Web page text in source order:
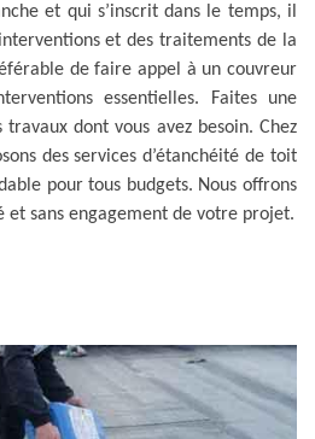
et qui s’inscrit dans le temps, il
et des traitements de la
de faire appel à un couvreur
essentielles. Faites une
dont vous avez besoin. Chez
des services d’étanchéité de toit
pour tous budgets. Nous offrons
sans engagement de votre projet.